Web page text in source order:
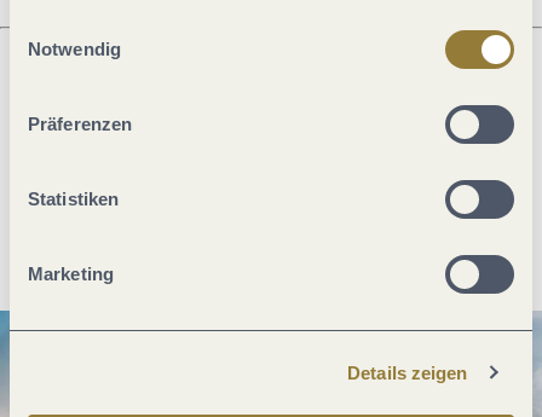
jederzeit widerrufen werden. Mit der Auswahl "Alle
ablehnen" kann es zu Beeinträchtigungen in der Nutzung
Einwilligungsauswahl
Notwendig
Präferenzen
Statistiken
Marketing
Details zeigen